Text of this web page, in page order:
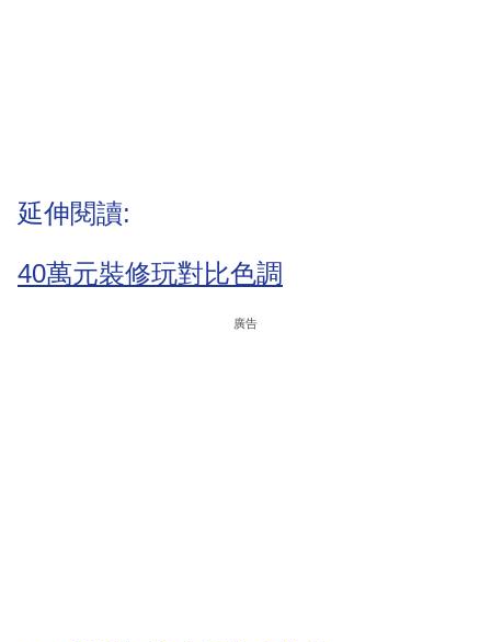
延伸閱讀:
40萬元裝修玩對比色調
廣告